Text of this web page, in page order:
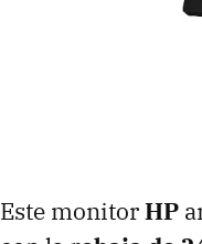
Este monitorHP